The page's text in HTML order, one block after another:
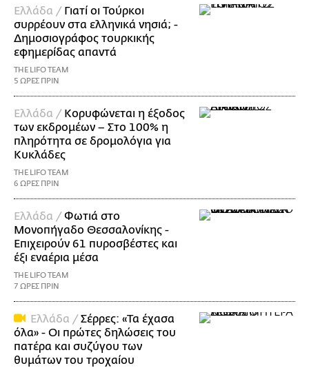
Ελλάδα / Γιατί οι Τούρκοι
συρρέουν στα ελληνικά νησιά; -
Δημοσιογράφος τουρκικής
εφημερίδας απαντά
THE LIFO TEAM
5 ΩΡΕΣ ΠΡΙΝ
Ελλάδα / Κορυφώνεται η έξοδος
των εκδρομέων – Στο 100% η
πληρότητα σε δρομολόγια για
Κυκλάδες
THE LIFO TEAM
6 ΩΡΕΣ ΠΡΙΝ
Ελλάδα / Φωτιά στο
Μονοπήγαδο Θεσσαλονίκης -
Επιχειρούν 61 πυροσβέστες και
έξι εναέρια μέσα
THE LIFO TEAM
7 ΩΡΕΣ ΠΡΙΝ
Ελλάδα / Σέρρες: «Τα έχασα
όλα» - Οι πρώτες δηλώσεις του
πατέρα και συζύγου των
θυμάτων του τροχαίου